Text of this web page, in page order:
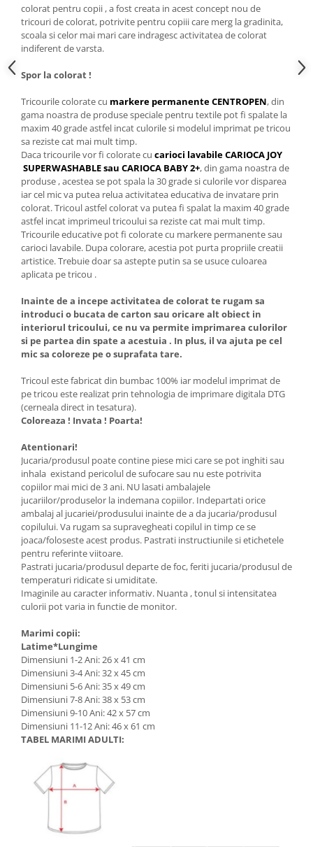
colorat pentru copii , a fost creata in acest concept nou de
tricouri de colorat, potrivite pentru copiii care merg la gradinita,
scoala si celor mai mari care indragesc activitatea de colorat
indiferent de varsta.
Spor la colorat !
Tricourile colorate cu markere permanente CENTROPEN, din
gama noastra de produse speciale pentru textile pot fi spalate la
maxim 40 grade astfel incat culorile si modelul imprimat pe tricou
sa reziste cat mai mult timp.
Daca tricourile vor fi colorate cu carioci lavabile CARIOCA JOY
SUPERWASHABLE sau CARIOCA BABY 2+, din gama noastra de
produse , acestea se pot spala la 30 grade si culorile vor disparea
iar cel mic va putea relua activitatea educativa de invatare prin
colorat. Tricoul astfel colorat va putea fi spalat la maxim 40 grade
astfel incat imprimeul tricoului sa reziste cat mai mult timp.
Tricourile educative pot fi colorate cu markere permanente sau
carioci lavabile. Dupa colorare, acestia pot purta propriile creatii
artistice. Trebuie doar sa astepte putin sa se usuce culoarea
aplicata pe tricou .
Inainte de a incepe activitatea de colorat te rugam sa
introduci o bucata de carton sau oricare alt obiect in
interiorul tricoului, ce nu va permite imprimarea culorilor
si pe partea din spate a acestuia . In plus, il va ajuta pe cel
mic sa coloreze pe o suprafata tare.
Tricoul este fabricat din bumbac 100% iar modelul imprimat de
pe tricou este realizat prin tehnologia de imprimare digitala DTG
(cerneala direct in tesatura).
Coloreaza ! Invata ! Poarta!
Atentionari!
Jucaria/produsul poate contine piese mici care se pot inghiti sau
inhala existand pericolul de sufocare sau nu este potrivita
copiilor mai mici de 3 ani. NU lasati ambalajele
jucariilor/produselor la indemana copiilor. Indepartati orice
ambalaj al jucariei/produsului inainte de a da jucaria/produsul
copilului. Va rugam sa supravegheati copilul in timp ce se
joaca/foloseste acest produs. Pastrati instructiunile si etichetele
pentru referinte viitoare.
Pastrati jucaria/produsul departe de foc, feriti jucaria/produsul de
temperaturi ridicate si umiditate.
Imaginile au caracter informativ. Nuanta , tonul si intensitatea
culorii pot varia in functie de monitor.
Marimi copii:
Latime*Lungime
Dimensiuni 1-2 Ani: 26 x 41 cm
Dimensiuni 3-4 Ani: 32 x 45 cm
Dimensiuni 5-6 Ani: 35 x 49 cm
Dimensiuni 7-8 Ani: 38 x 53 cm
Dimensiuni 9-10 Ani: 42 x 57 cm
Dimensiuni 11-12 Ani: 46 x 61 cm
TABEL MARIMI ADULTI: